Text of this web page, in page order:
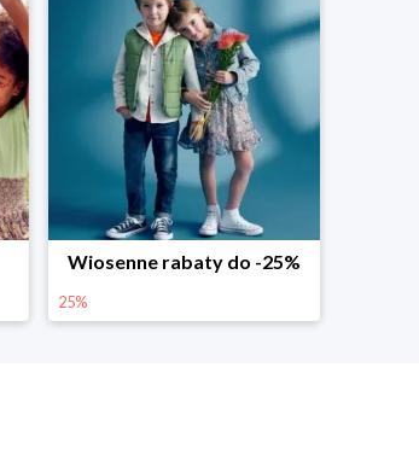
Dodatkowe -25% na wiosenne nowości
25%